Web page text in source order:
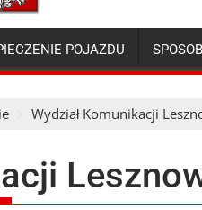
POJAZDU
Wydział Komunikacji